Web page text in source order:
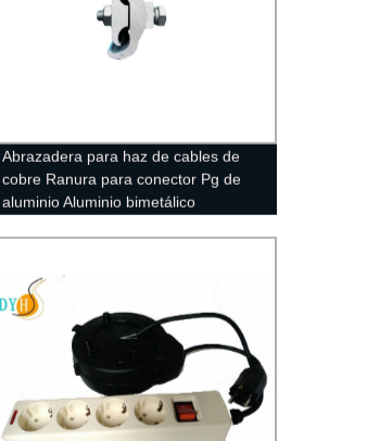
Abrazadera para haz de cables de
cobre Ranura para conector Pg de
aluminio Aluminio bimetálico